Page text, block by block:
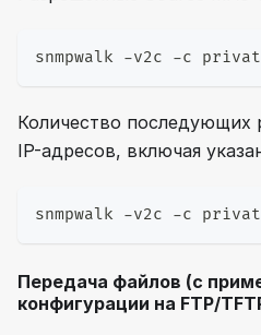
snmpwalk -v2c -c
Количество последующих
IP-адресов, включая
snmpwalk -v2c -c
Передача файлов (с
конфигурации на FTP/